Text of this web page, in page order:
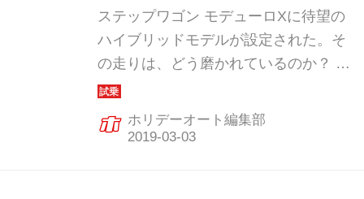
ステップワゴン モデューロXに待望の
ハイブリッドモデルが設定された。そ
の走りは、どう磨かれているのか？ 岡
本幸一郎レポーターが試す！（ホリデ
ーオート2019年3月号より）
ホリデーオート編集部